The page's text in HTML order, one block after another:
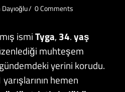
0 Comments
ismiTyga, 34.yaş
muhteşem
yerini korudu.
yarışlarının hemen